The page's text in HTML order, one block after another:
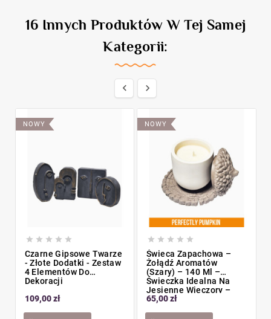
16 Innych Produktów W Tej Samej
Kategorii:
 
NOWY
    
Czarne Gipsowe Twarze
- Złote Dodatki - Zestaw
4 Elementów Do
Dekoracji
109,00 zł
NOWY
    
Świeca Zapachowa –
Żołądź Aromatów
(Szary) – 140 Ml –
Świeczka Idealna Na
Jesienne Wieczory –
Zapach Perfectly
65,00 zł